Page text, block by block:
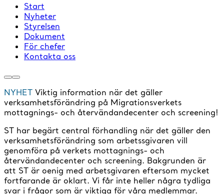
Start
Nyheter
Styrelsen
Dokument
För chefer
Kontakta oss
NYHET Viktig information när det gäller
verksamhetsförändring på Migrationsverkets
mottagnings- och återvändandecenter och screening!
ST har begärt central förhandling när det gäller den
verksamhetsförändring som arbetssgivaren vill
genomföra på verkets mottagnings- och
återvändandecenter och screening. Bakgrunden är
att ST är oenig med arbetsgivaren eftersom mycket
fortfarande är oklart. Vi får inte heller några tydliga
svar i frågor som är viktiga för våra medlemmar.